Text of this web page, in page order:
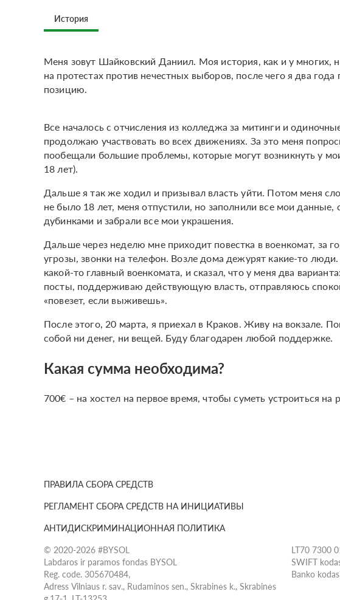
История
Меня зовут Шайковский Даниил. Моя история, как и у многих,
на протестах против нечестных выборов, после чего я два
позицию.
Все началось с отчисления из колледжа за митинги и
продолжаю участвовать во всех движениях. За это меня
пообещали большие проблемы, которые могут возникнуть у
18 лет).
Дальше я так же ходил и призывал власть уйти. Потом меня
не было 18 лет, меня отпустили, но заполнили все мои данные,
дубинками и забрали все мои украшения.
Дальше через неделю мне приходит повестка в военкомат, за
угрозы, звонки на телефон. Возле дома дежурят какие-то
какой-то главный военкомата, и сказал, что у меня два
посты, поддерживаю действующую власть, отправляюсь
«повезет, если выживешь».
После этого, 20 марта, я приехал в Краков. Живу на вокзале.
собой ни денег, ни вещей. Буду благодарен любой поддержке.
Какая сумма необходима?
700€ – на хостел на первое время, чтобы суметь устроиться на
ПРАВИЛА СБОРА СРЕДСТВ
РЕГЛАМЕНТ СБОРА СРЕДСТВ НА ИНИЦИАТИВЫ
АНТИДИСКРИМИНАЦИОННАЯ ПОЛИТИКА
© 2020-2026 #BYSOL
Labdaros ir paramos fondas BYSOL
Reg. code. 305670484,
Adress Vilniaus r. sav., Rudaminos sen., Skrabinės k., Skrabinės
LT70 7300
SWIFT
Banko